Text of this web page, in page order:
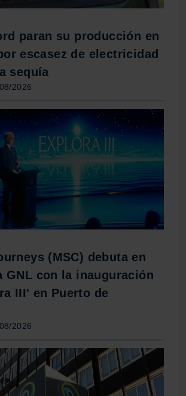
paran su producción en
escasez de electricidad
sequía
2026
(MSC) debuta en
GNL con la inauguración
III' en Puerto de
2026